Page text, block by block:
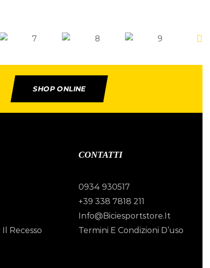
SHOP ONLINE
Recesso
CONTATTI
0934 930517
+39 338 7818 211
Info@biciesportstore.it
Termini E Condizioni D’uso